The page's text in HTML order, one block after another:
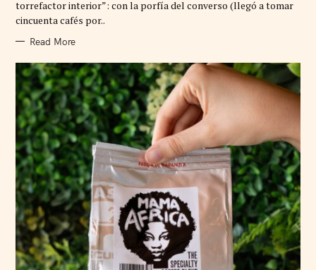
I
E
torrefactor interior”: con la porfía del converso (llegó a tomar
cincuenta cafés por..
Read More